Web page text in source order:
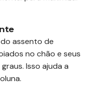
assento de
no chão e seus
Isso ajuda a